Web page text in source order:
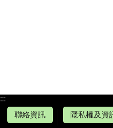
:::
聯絡資訊
隱私權及資